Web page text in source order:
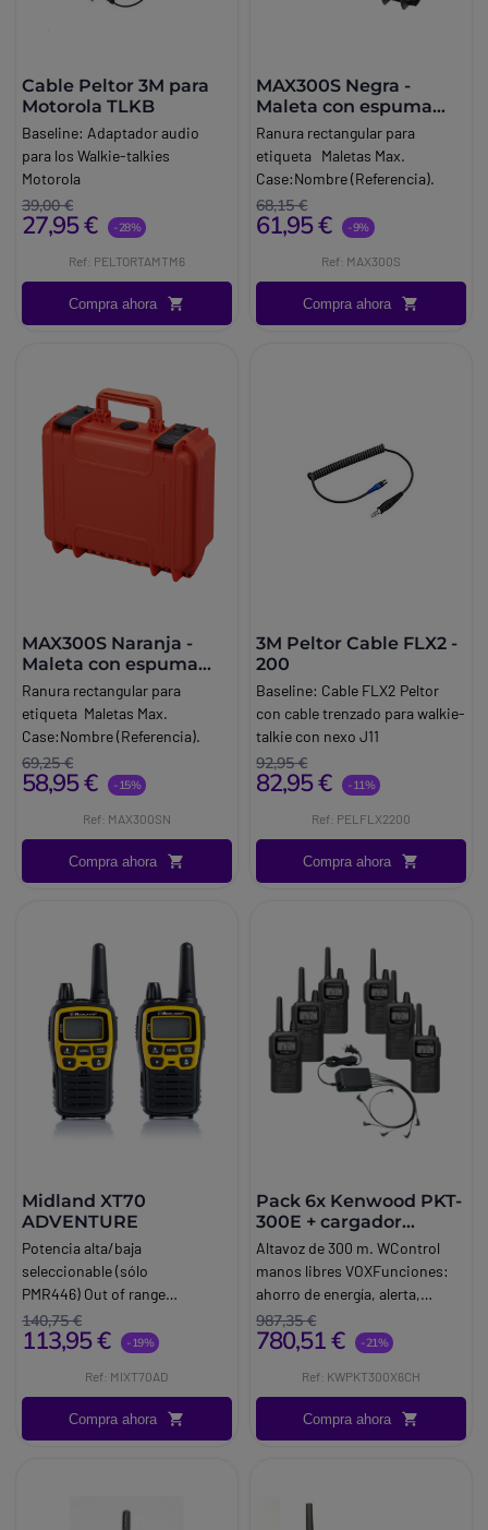
Cable Peltor 3M para
Motorola TLKB
Baseline: Adaptador audio
para los Walkie-talkies
Motorola
Marca:Peltor
39,00 €
27,95 € -28%
Ref: PELTORTAMTM6
Compra ahora
MAX300S Negra -
Maleta con espuma
para walkie talkies
Ranura rectangular para
etiqueta Maletas Max.
Case:Nombre (Referencia).
68,15 €
61,95 € -9%
Ref: MAX300S
Compra ahora
MAX300S Naranja -
Maleta con espuma
para walkie talkies
Ranura rectangular para
etiqueta Maletas Max.
Case:Nombre (Referencia).
69,25 €
58,95 € -15%
Ref: MAX300SN
Compra ahora
3M Peltor Cable FLX2 -
200
Baseline: Cable FLX2 Peltor
con cable trenzado para walkie-
talkie con nexo J11
Marca:Peltor
92,95 €
82,95 € -11%
Ref: PELFLX2200
Compra ahora
Midland XT70
ADVENTURE
Potencia alta/baja
seleccionable (sólo
PMR446) Out of range
(automático o manual) Función
baby sitter Puerto micro. USB
horas) Amplia pantalla LCD
retroiluminada Jack 2pin
Midland para SPK/MIC
140,75 €
113,95 € -19%
Ref: MIXT70AD
Compra ahora
Pack 6x Kenwood PKT-
300E + cargador
múltiple
Altavoz de 300 m. WControl
manos libres VOXFunciones:
ahorro de energía, alerta,
bloqueo de teclas, teclas
programables, escaneo.
987,35 €
780,51 € -21%
Ref: KWPKT300X6CH
Compra ahora